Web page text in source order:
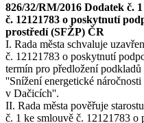
826/32/RM/2016 Dodatek č.
č. 12121783 o poskytnutí
prostředí (SFŽP) ČR
I. Rada města schvaluje
č. 12121783 o poskytnutí
termín pro předložení
''Snížení energetické
v Dačicích''.
II. Rada města pověřuje
č. 1 ke smlouvě č. 12121783 o